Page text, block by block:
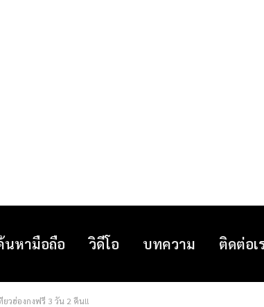
นหามือถือ วิดีโอ บทความ ติดต่อเ
ยวฮ่องกงฟรี 3 วัน 2 คืน!!